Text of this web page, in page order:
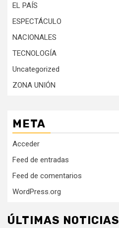
EL PAÍS
ESPECTÁCULO
NACIONALES
TECNOLOGÍA
Uncategorized
ZONA UNIÓN
META
Acceder
Feed de entradas
Feed de comentarios
WordPress.org
ÚLTIMAS NOTICIAS